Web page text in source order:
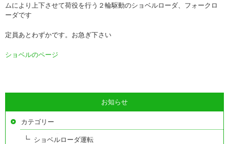
ムにより上下させて荷役を行う２輪駆動のショベルローダ、フォークロ
ーダです
定員あとわずかです。お急ぎ下さい
ショベルのページ
お知らせ
カテゴリー
ショベルローダ運転